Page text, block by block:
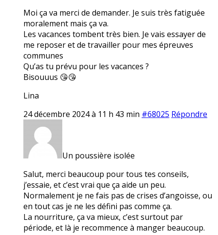
Moi ça va merci de demander. Je suis très fatiguée
moralement mais ça va.
Les vacances tombent très bien. Je vais essayer de
me reposer et de travailler pour mes épreuves
communes
Qu’as tu prévu pour les vacances ?
Bisouuus 😘😘
Lina
24 décembre 2024 à 11 h 43 min #68025 Répondre
Un poussière isolée
Salut, merci beaucoup pour tous tes conseils,
j’essaie, et c’est vrai que ça aide un peu.
Normalement je ne fais pas de crises d’angoisse, ou
en tout cas je ne les défini pas comme ça.
La nourriture, ça va mieux, c’est surtout par
période, et là je recommence à manger beaucoup.